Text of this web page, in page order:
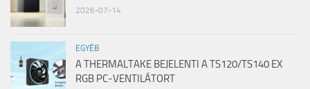
2026-07-14
EGYÉB
A THERMALTAKE BEJELENTI A TS120/TS140 EX
RGB PC-VENTILÁTORT